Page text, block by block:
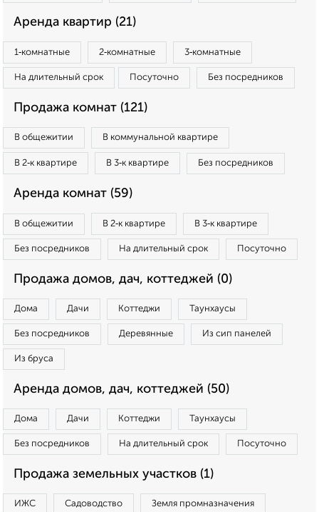
Аренда квартир (21)
1‑комнатные 2‑комнатные 3‑комнатные
На длительный срок Посуточно Без посредников
Продажа комнат (121)
В общежитии В коммунальной квартире
В 2‑к квартире В 3‑к квартире Без посредников
Аренда комнат (59)
В общежитии В 2‑к квартире В 3‑к квартире
Без посредников На длительный срок Посуточно
Продажа домов, дач, коттеджей (0)
Дома Дачи Коттеджи Таунхаусы
Без посредников Деревянные Из сип панелей
Из бруса
Аренда домов, дач, коттеджей (50)
Дома Дачи Коттеджи Таунхаусы
Без посредников На длительный срок Посуточно
Продажа земельных участков (1)
ИЖС Садоводство Земля промназначения